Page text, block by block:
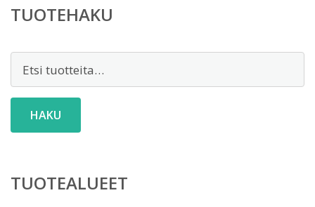
TUOTEHAKU
HAKU
TUOTEALUEET